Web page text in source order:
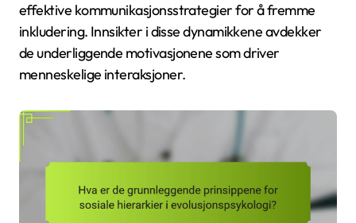
effektive kommunikasjonsstrategier for å fremme
inkludering. Innsikter i disse dynamikkene avdekker
de underliggende motivasjonene som driver
menneskelige interaksjoner.